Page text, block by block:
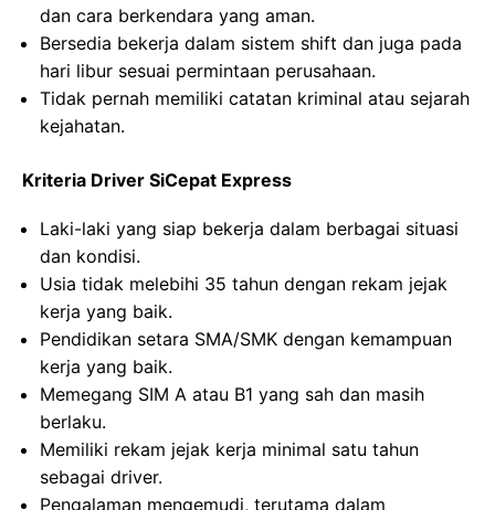
dan cara berkendara yang aman.
Bersedia bekerja dalam sistem shift dan juga pada
hari libur sesuai permintaan perusahaan.
Tidak pernah memiliki catatan kriminal atau sejarah
kejahatan.
Kriteria Driver SiCepat Express
Laki-laki yang siap bekerja dalam berbagai situasi
dan kondisi.
Usia tidak melebihi 35 tahun dengan rekam jejak
kerja yang baik.
Pendidikan setara SMA/SMK dengan kemampuan
kerja yang baik.
Memegang SIM A atau B1 yang sah dan masih
berlaku.
Memiliki rekam jejak kerja minimal satu tahun
sebagai driver.
Pengalaman mengemudi, terutama dalam